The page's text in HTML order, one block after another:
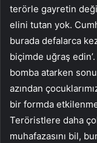
terörle gayretin
elini tutan yok.
burada defalarca
biçimde uğraş
bomba atarken
azından
bir formda
Teröristlere daha
muhafazasını bil,